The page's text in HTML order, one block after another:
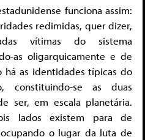
funciona assim:
redimidas, quer dizer,
vítimas do sistema
as oligarquicamente e de
as identidades típicas do
constituindo-se as duas
ser, em escala planetária.
lados existem para de
o lugar da luta de